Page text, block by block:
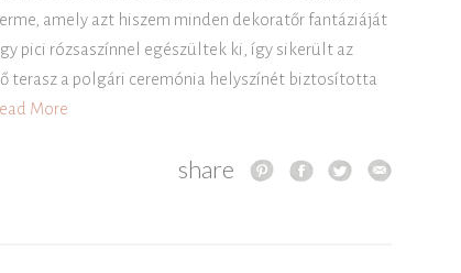
amely azt hiszem minden dekoratőr fantáziáját
pici rózsaszínnel egészültek ki, így sikerült az
terasz a polgári ceremónia helyszínét biztosította
More
share